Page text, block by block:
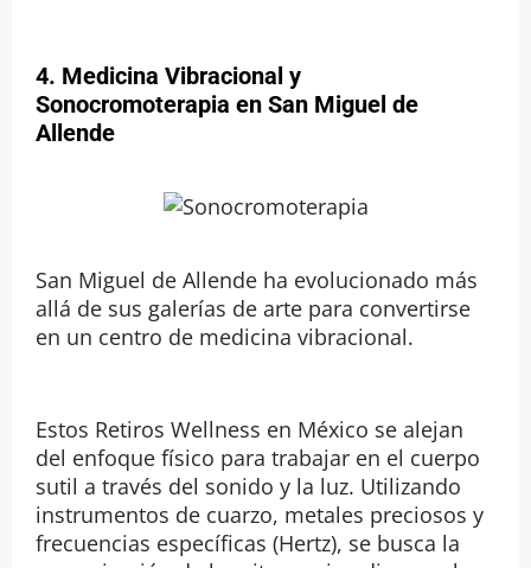
4. Medicina Vibracional y
Sonocromoterapia en San Miguel de
Allende
San Miguel de Allende ha evolucionado más
allá de sus galerías de arte para convertirse
en un centro de medicina vibracional.
Estos Retiros Wellness en México se alejan
del enfoque físico para trabajar en el cuerpo
sutil a través del sonido y la luz. Utilizando
instrumentos de cuarzo, metales preciosos y
frecuencias específicas (Hertz), se busca la